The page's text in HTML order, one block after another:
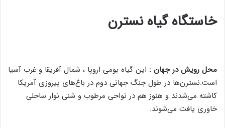
خاستگاه گیاه نسترن
محل رویش در جهان : این گیاه بومی اروپا ، شمال آفریقا و غرب آسیا
است.نسترن‌ها در طول جنگ جهانی دوم در باغ‌های پیروزی آمریکا
کاشته می‌شدند و هنوز هم در نواحی مرطوب و شنی نوار ساحلی
خاوری یافت می‌شوند.